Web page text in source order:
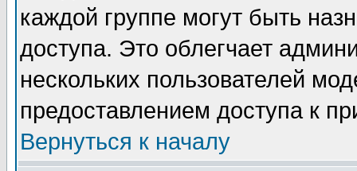
каждой группе могут быть
доступа. Это облегчает
нескольких пользователей
предоставлением доступа к
Вернуться к началу